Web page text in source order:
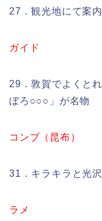
27．観光地にて案
ガイド
29．敦賀でよくと
ぼろ○○○」が名物
コンブ（昆布）
31．キラキラと光
ラメ